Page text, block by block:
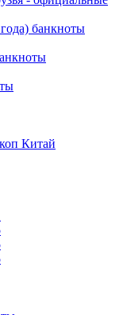
банкноты
Китай